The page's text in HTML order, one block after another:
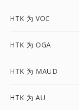
HTK 为 VOC
HTK 为 OGA
HTK 为 MAUD
HTK 为 AU